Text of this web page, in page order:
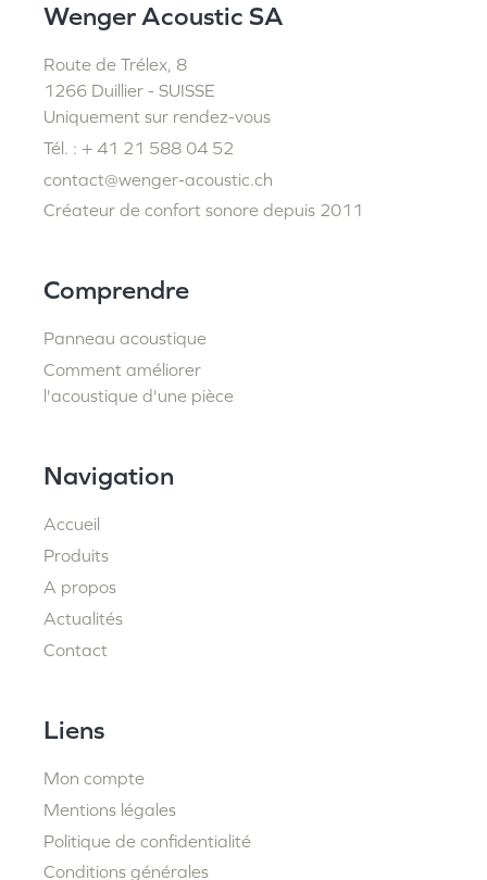
Wenger Acoustic SA
Route de Trélex, 8
1266 Duillier - SUISSE
Uniquement sur rendez-vous
Tél. : + 41 21 588 04 52
contact@wenger-acoustic.ch
Créateur de confort sonore depuis 2011
Comprendre
Panneau acoustique
Comment améliorer
l'acoustique d'une pièce
Navigation
Accueil
Produits
A propos
Actualités
Contact
Liens
Mon compte
Mentions légales
Politique de confidentialité
Conditions générales